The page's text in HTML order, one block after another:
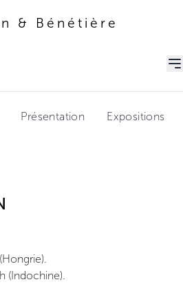
& Bénétière
Présentation Expositions
(Indochine).